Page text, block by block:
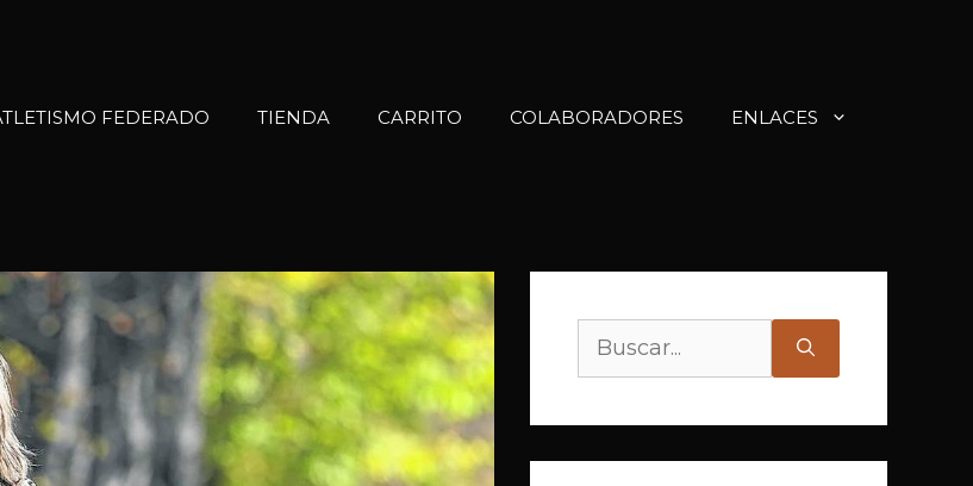
FEDERADO TIENDA CARRITO COLABORADORES ENLACES